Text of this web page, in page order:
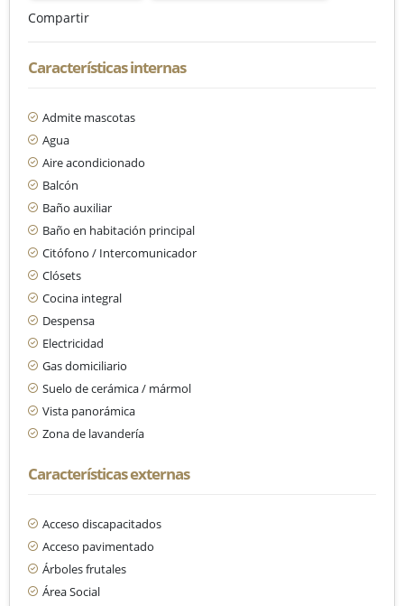
Compartir
Características internas
Admite mascotas
Agua
Aire acondicionado
Balcón
Baño auxiliar
Baño en habitación principal
Citófono / Intercomunicador
Clósets
Cocina integral
Despensa
Electricidad
Gas domiciliario
Suelo de cerámica / mármol
Vista panorámica
Zona de lavandería
Características externas
Acceso discapacitados
Acceso pavimentado
Árboles frutales
Área Social